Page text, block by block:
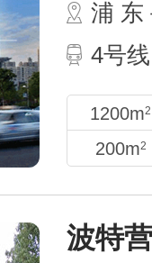
浦 东
4号
1200m2
200m2
波特